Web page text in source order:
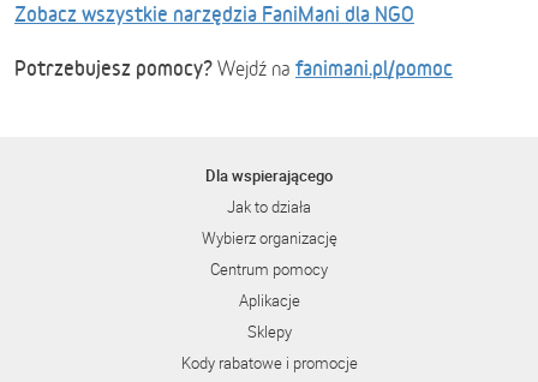
Zobacz wszystkie narzędzia FaniMani dla NGO
Potrzebujesz pomocy? Wejdź na fanimani.pl/pomoc
Dla wspierającego
Jak to działa
Wybierz organizację
Centrum pomocy
Aplikacje
Sklepy
Kody rabatowe i promocje